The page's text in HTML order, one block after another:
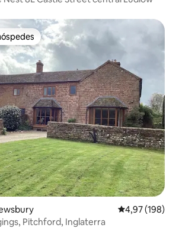
preferidos dos hóspedes
4,97 de uma
4,97 (198)
Pitchford, Inglaterra